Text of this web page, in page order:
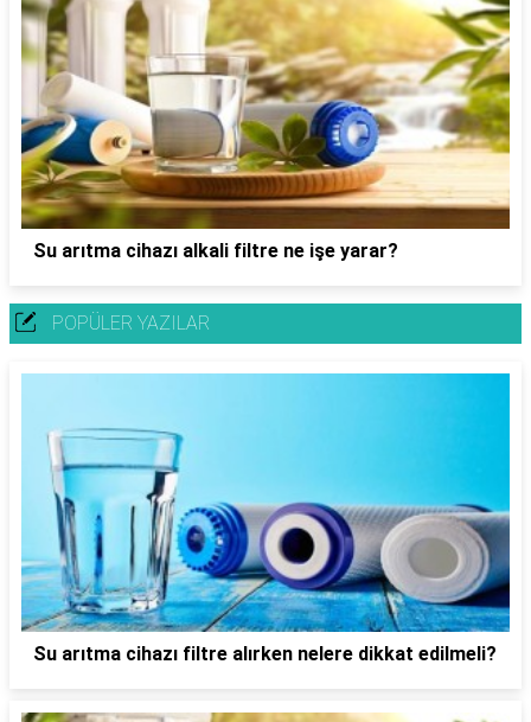
Su arıtma cihazı alkali filtre ne işe yarar?
POPÜLER YAZILAR
Su arıtma cihazı filtre alırken nelere dikkat edilmeli?